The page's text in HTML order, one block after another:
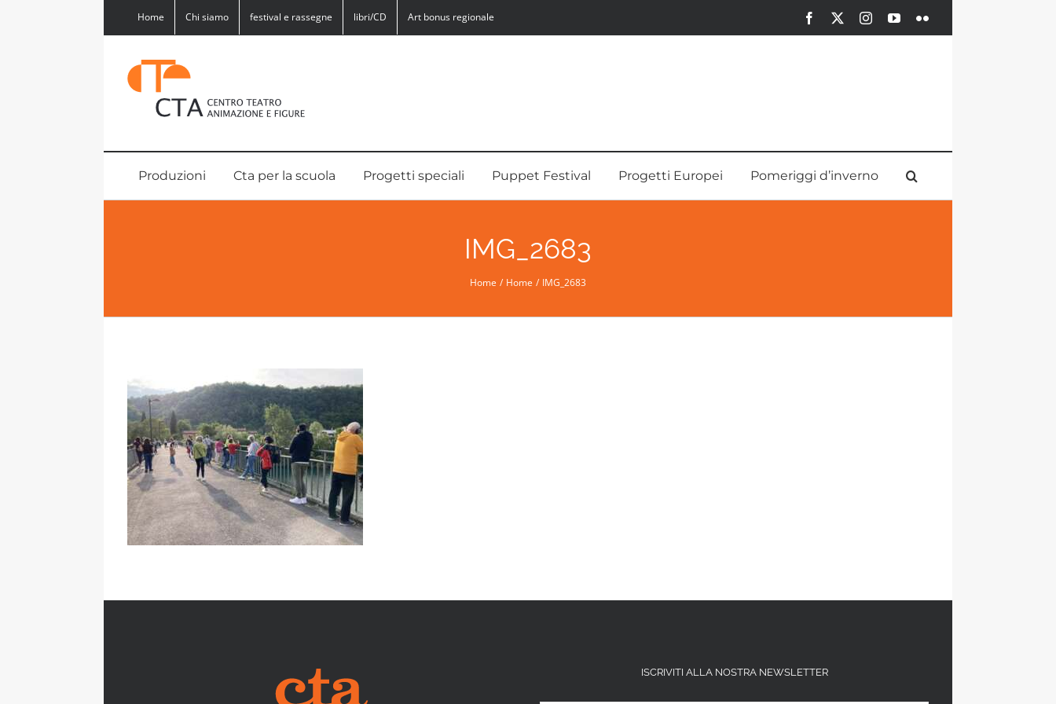
Home Chi siamo festival e rassegne libri/CD Art bonus regionale Facebook InstagramYouTubeFlickr
Produzioni Cta per la scuola Progetti speciali Puppet Festival Progetti Europei Pomeriggi d’inverno
IMG_2683
Home Home IMG_2683
ISCRIVITI ALLA NOSTRA NEWSLETTER